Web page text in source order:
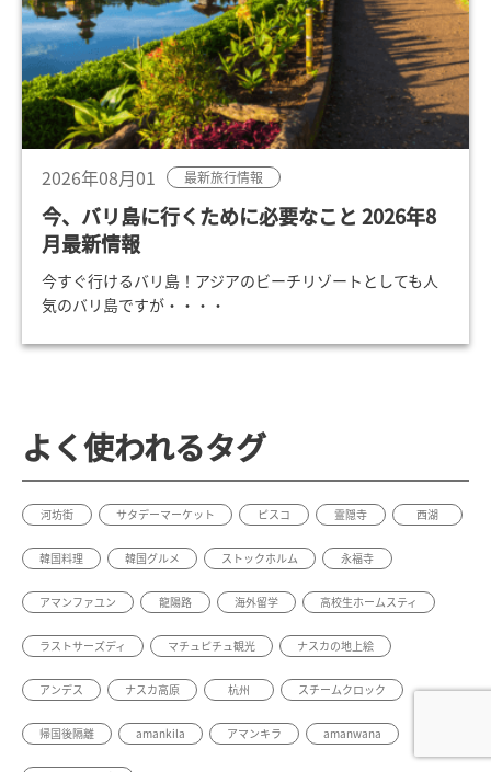
2026年08月01 最新旅行情報
今、バリ島に行くために必要なこと 2026年8
月最新情報
今すぐ行けるバリ島！アジアのビーチリゾートとしても人
気のバリ島ですが・・・・
よく使われるタグ
河坊街 サタデーマーケット ピスコ 霊隠寺 西湖
韓国料理 韓国グルメ ストックホルム 永福寺
アマンファユン 龍陽路 海外留学 高校生ホームスティ
ラストサーズディ マチュピチュ観光 ナスカの地上絵
アンデス ナスカ高原 杭州 スチームクロック
帰国後隔離 amankila アマンキラ amanwana